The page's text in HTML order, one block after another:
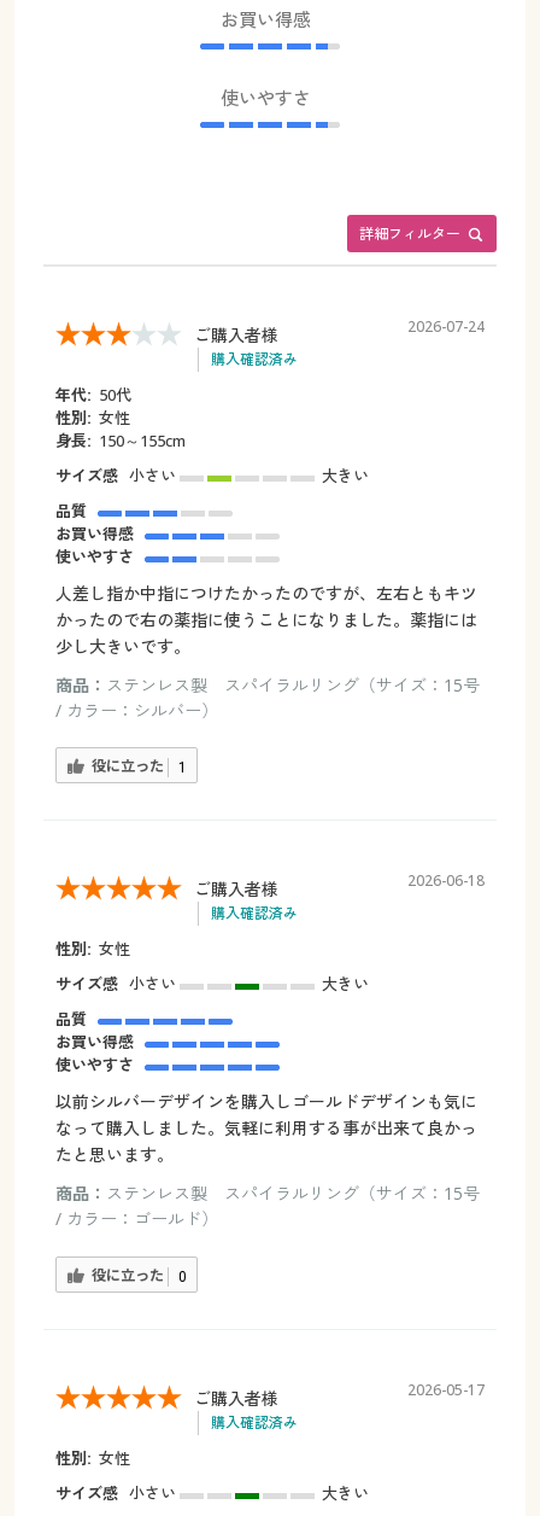
お買い得感
使いやすさ
詳細フィルター
ご購入者様
購入確認済み
2026-07-24
年代: 50代
性別: 女性
身長: 150～155cm
サイズ感 小さい
大きい
品質
お買い得感
使いやすさ
人差し指か中指につけたかったのですが、左右ともキツ
かったので右の薬指に使うことになりました。薬指には
少し大きいです。
商品： ステンレス製 スパイラルリング（サイズ：15号
/ カラー：シルバー）
役に立った 1
ご購入者様
購入確認済み
2026-06-18
性別: 女性
サイズ感 小さい
大きい
品質
お買い得感
使いやすさ
以前シルバーデザインを購入しゴールドデザインも気に
なって購入しました。気軽に利用する事が出来て良かっ
たと思います。
商品： ステンレス製 スパイラルリング（サイズ：15号
/ カラー：ゴールド）
役に立った 0
ご購入者様
購入確認済み
2026-05-17
性別: 女性
サイズ感 小さい
大きい